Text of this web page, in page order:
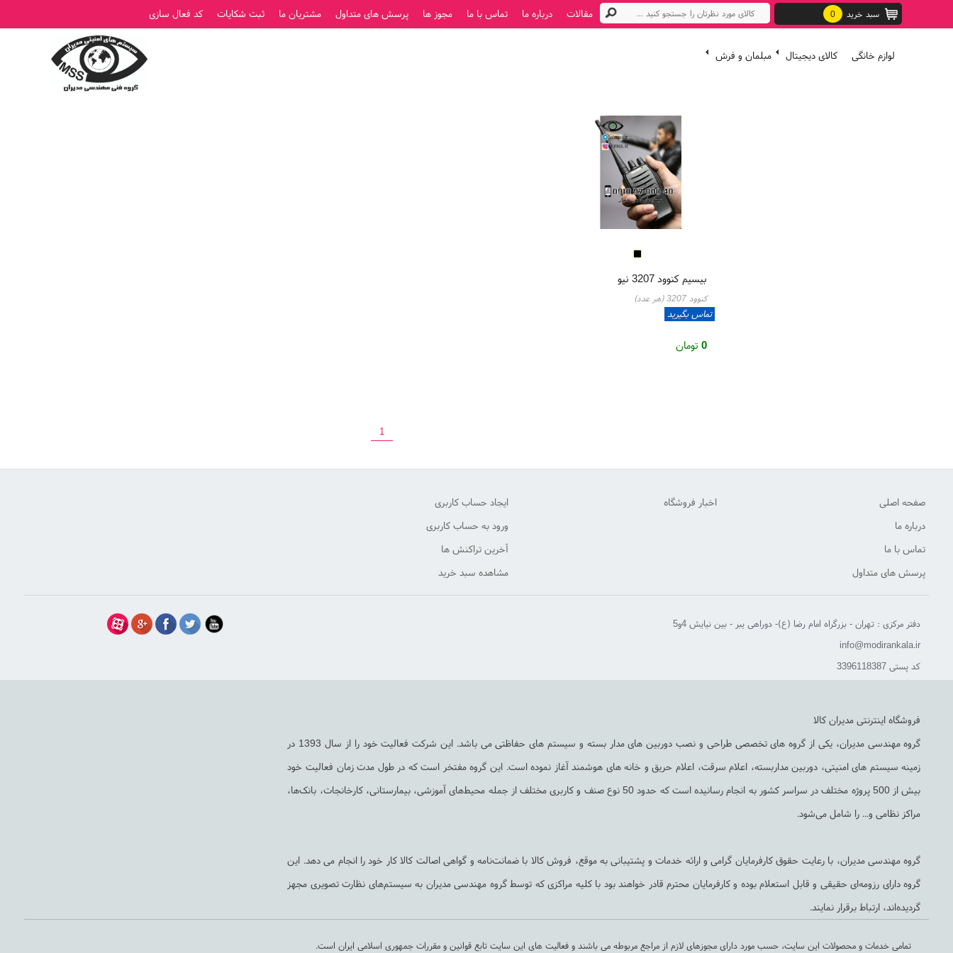
سبد خرید 0 مقالات درباره ما تماس با ما مجوز ها پرسش های متداول مشتریان ما ثبت شکایات
کد فعال سازی
ثبت نام
لوازم خانگی
کالای دیجیتال مبلمان و فرش
بیسیم کنوود 3207 نیو
کنوود 3207 (هر عدد)
تماس بگیرید
0تومان
1
صفحه اصلی
درباره ما
تماس با ما
پرسش های متداول
اخبار فروشگاه
ایجاد حساب کاربری
ورود به حساب کاربری
آخرین تراکنش ها
مشاهده سبد خرید
دفتر مرکزی : تهران - بزرگراه امام رضا (ع)- دوراهی یبر - بین نیایش 4و5
info@modirankala.ir
کد پستی 3396118387
فروشگاه اینترنتی مدیران کالا
گروه مهندسی مدیران، یکی از گروه های تخصصی طراحی و نصب دوربین های مدار بسته و سیستم های حفاظتی می باشد. این شرکت فعالیت خود را از سال 1393 در
زمینه سیستم های امنیتی، دوربین مداربسته، اعلام سرقت، اعلام حریق و خانه های هوشمند آغاز نموده است. این گروه مفتخر است که در طول مدت زمان فعالیت خود
بیش از 500 پروژه مختلف در سراسر کشور به انجام رسانیده است که حدود 50 نوع صنف و کاربری مختلف از جمله محیط‌های آموزشی، بیمارستانی، کارخانجات، بانک‌ها،
مراکز نظامی و... را شامل می‌شود.
گروه مهندسی مدیران، با رعایت حقوق کارفرمایان گرامی و ارائه خدمات و پشتیبانی به ‌موقع، فروش کالا با ضمانت‌نامه و گواهی اصالت کالا کار خود را انجام می دهد. این
گروه دارای رزومه‌ای حقیقی و قابل استعلام بوده و کارفرمایان محترم قادر خواهند بود با کلیه مراکزی که توسط گروه مهندسی مدیران به سیستم‌های نظارت تصویری مجهز
گردیده‌اند، ارتباط برقرار نمایند.
تمامی خدمات و محصولات این سایت، حسب مورد دارای مجوزهای لازم از مراجع مربوطه می باشند و فعالیت های این سایت تابع قوانین و مقررات جمهوری اسلامی ایران است.